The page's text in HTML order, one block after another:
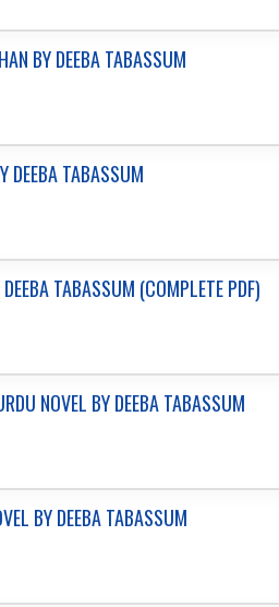
BY DEEBA TABASSUM
DEEBA TABASSUM
TABASSUM (COMPLETE PDF)
NOVEL BY DEEBA TABASSUM
BY DEEBA TABASSUM